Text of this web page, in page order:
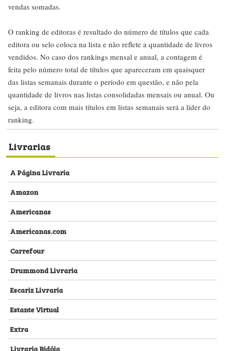
vendas somadas.
O ranking de editoras é resultado do número de títulos que cada
editora ou selo coloca na lista e não reflete a quantidade de livros
vendidos. No caso dos rankings mensal e anual, a contagem é
feita pelo número total de títulos que apareceram em quaisquer
das listas semanais durante o período em questão, e não pela
quantidade de livros nas listas consolidadas mensais ou anual. Ou
seja, a editora com mais títulos em listas semanais será a líder do
ranking.
Livrarias
A Página Livraria
Amazon
Americanas
Americanas.com
Carrefour
Drummond Livraria
Escariz Livraria
Estante Virtual
Extra
Livraria Bidóia